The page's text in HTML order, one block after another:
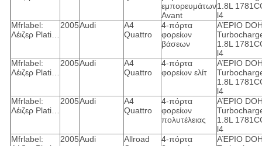
εμπορευμάτων
Avant
1.8L
l4
Mfrlabel:
Λέιζερ Plati…
2005Audi
A4
Quattro
4-πόρτα
φορείων
βάσεων
ΑΈΡΙΟ
1.8L
l4
Mfrlabel:
Λέιζερ Plati…
2005Audi
A4
Quattro
4-πόρτα
φορείων ελίτ
ΑΈΡΙΟ
1.8L
l4
Mfrlabel:
Λέιζερ Plati…
2005Audi
A4
Quattro
4-πόρτα
φορείων
πολυτέλειας
ΑΈΡΙΟ
1.8L
l4
Mfrlabel:
2005Audi
Allroad
4-πόρτα
ΑΈΡΙΟ